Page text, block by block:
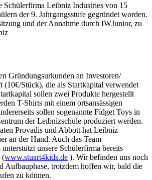
Schülerfirma Leibniz Industries von 15
der 9. Jahrgangsstufe gegründet worden.
und der Annahme durch IWJunior, zu
Gründungsurkunden an Investoren/
(10€/Stück), die als Startkapital verwendet
sollen zwei Produkte hergestellt
T-Shirts mit einem ortsansässigen
sollen sogenannte Fidget Toys in
der Leibnizschule produziert werden.
Provadis und Abbott hat Leibniz
an der Hand. Auch das Team
unsere Schülerfirma bereits
(www.stuart4kids.de ). Wir befinden uns noch
Aufbauphase, trotzdem hoffen wir, bald die
zu können.